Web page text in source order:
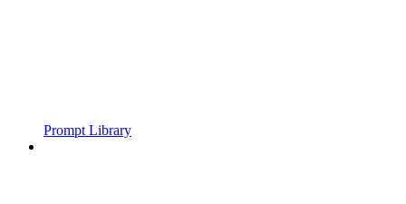
Prompt Library